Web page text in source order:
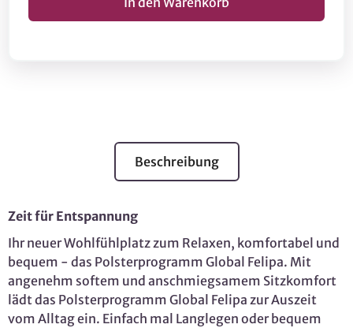
Beschreibung
Zeit für Entspannung
Ihr neuer Wohlfühlplatz zum Relaxen, komfortabel und
bequem - das Polsterprogramm Global Felipa. Mit
angenehm softem und anschmiegsamem Sitzkomfort
lädt das Polsterprogramm Global Felipa zur Auszeit
vom Alltag ein. Einfach mal Langlegen oder bequem